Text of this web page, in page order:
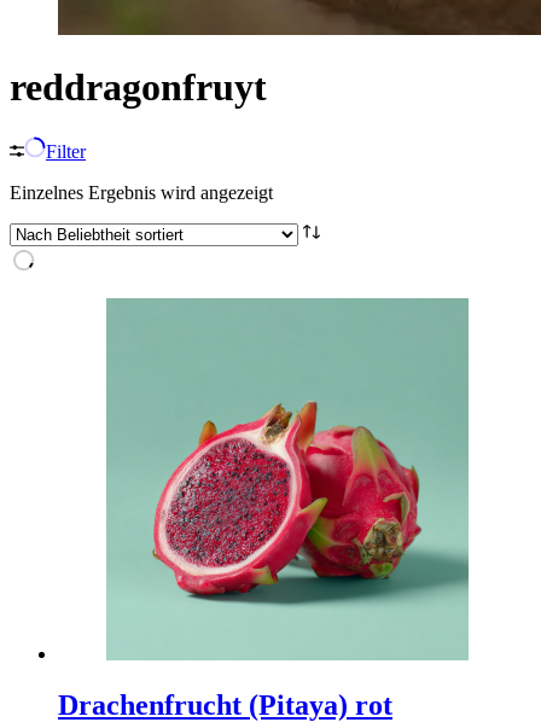
reddragonfruyt
Filter
Einzelnes Ergebnis wird angezeigt
Drachenfrucht (Pitaya) rot